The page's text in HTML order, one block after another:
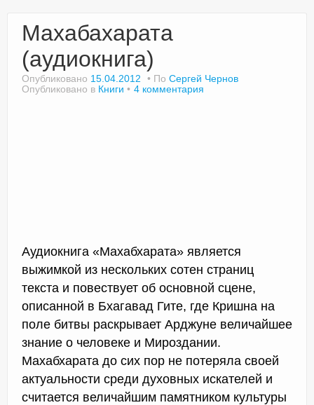
Махабахарата
(аудиокнига)
Опубликовано 15.04.2012 По Сергей Чернов
Опубликовано в Книги 4 комментария
Аудиокнига «Махабхарата» является
выжимкой из нескольких сотен страниц
текста и повествует об основной сцене,
описанной в Бхагавад Гите, где Кришна на
поле битвы раскрывает Арджуне величайшее
знание о человеке и Мироздании.
Махабхарата до сих пор не потеряла своей
актуальности среди духовных искателей и
считается величайшим памятником культуры